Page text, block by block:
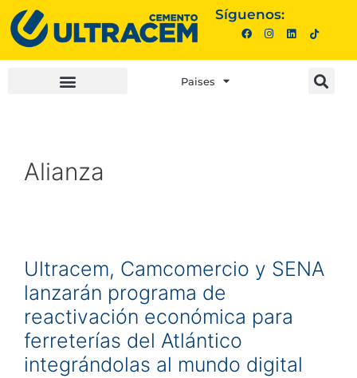
Síguenos:
Paises
Alianza
Ultracem, Camcomercio y SENA
lanzarán programa de
reactivación económica para
ferreterías del Atlántico
integrándolas al mundo digital